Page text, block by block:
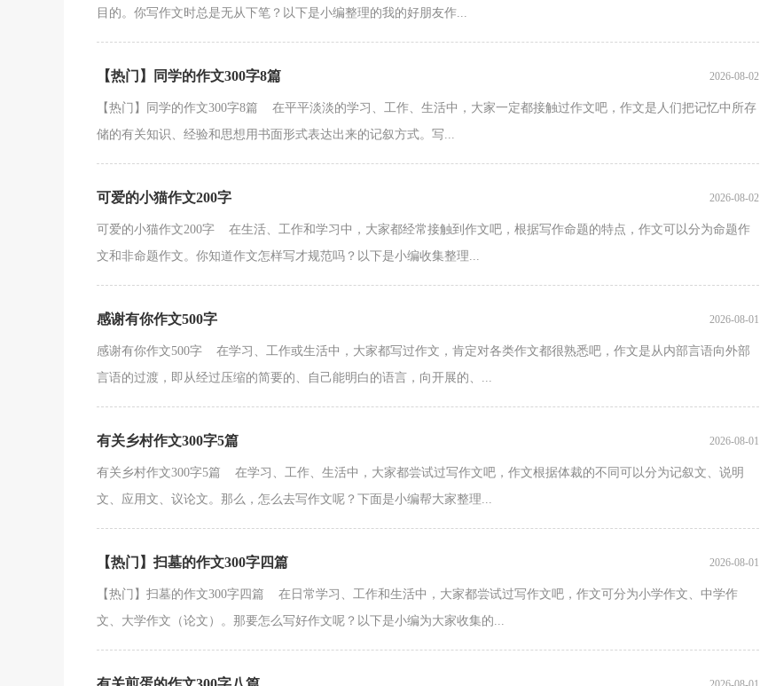
目的。你写作文时总是无从下笔？以下是小编整理的我的好朋友作...
【热门】同学的作文300字8篇 2026-08-02
【热门】同学的作文300字8篇 在平平淡淡的学习、工作、生活中，大家一定都接触过作文吧，作文是人们把记忆中所存
储的有关知识、经验和思想用书面形式表达出来的记叙方式。写...
可爱的小猫作文200字 2026-08-02
可爱的小猫作文200字 在生活、工作和学习中，大家都经常接触到作文吧，根据写作命题的特点，作文可以分为命题作
文和非命题作文。你知道作文怎样写才规范吗？以下是小编收集整理...
感谢有你作文500字 2026-08-01
感谢有你作文500字 在学习、工作或生活中，大家都写过作文，肯定对各类作文都很熟悉吧，作文是从内部言语向外部
言语的过渡，即从经过压缩的简要的、自己能明白的语言，向开展的、...
有关乡村作文300字5篇 2026-08-01
有关乡村作文300字5篇 在学习、工作、生活中，大家都尝试过写作文吧，作文根据体裁的不同可以分为记叙文、说明
文、应用文、议论文。那么，怎么去写作文呢？下面是小编帮大家整理...
【热门】扫墓的作文300字四篇 2026-08-01
【热门】扫墓的作文300字四篇 在日常学习、工作和生活中，大家都尝试过写作文吧，作文可分为小学作文、中学作
文、大学作文（论文）。那要怎么写好作文呢？以下是小编为大家收集的...